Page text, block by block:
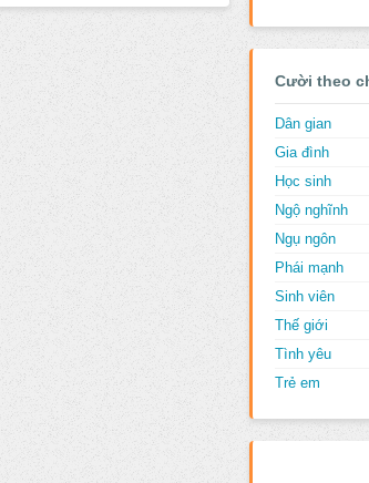
Cười theo
Dân gian
Gia đình
Học sinh
Ngộ nghĩnh
Ngụ ngôn
Phái mạnh
Sinh viên
Thế giới
Tình yêu
Trẻ em